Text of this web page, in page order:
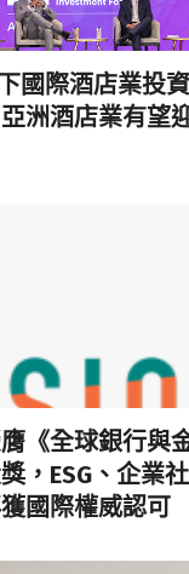
國際酒店業投
洲酒店業有望
《全球銀行與
，ESG、企業
國際權威認可